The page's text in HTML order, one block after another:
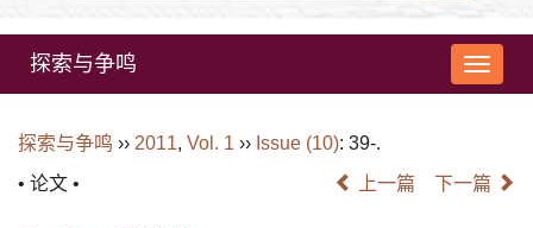
导
航
探索与争鸣
探索与争鸣 ›› 2011, Vol. 1 ›› Issue (10): 39-.
• 论文 •
上一篇 下一篇